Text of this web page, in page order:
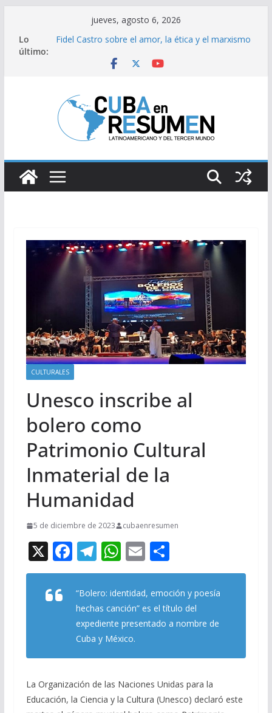
contenido
jueves, agosto 6, 2026
Lo
último:
Fidel Castro sobre el amor, la ética y el marxismo
a medicamentos esenciales
Caídas del SEN son consecuencia del bloqueo,
denuncia Cuba
Sindicatos en Dakota del Norte rechazan
hostilidad de EEUU vs Cuba
CULTURALES
Unesco inscribe al
bolero como
Patrimonio Cultural
Inmaterial de la
Humanidad
5 de diciembre de 2023 cubaenresumen
X F
ac
e
b
o
o
T
el
e
gr
a
m
W
h
at
s
A
p
E
m
ai
l
C
o
m
p
ar
“Bolero: identidad, emoción y poesía
hechas canción” es el título del
expediente presentado a nombre de
Cuba y México.
La Organización de las Naciones Unidas para la
Educación, la Ciencia y la Cultura (Unesco) declaró este